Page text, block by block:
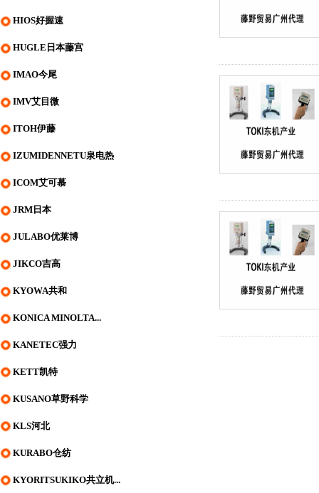
HIOS好握速
HUGLE日本藤宫
IMAO今尾
IMV艾目微
ITOH伊藤
IZUMIDENNETU泉电热
ICOM艾可慕
JRM日本
JULABO优莱博
JIKCO吉高
KYOWA共和
KONICA MINOLTA...
KANETEC强力
KETT凯特
KUSANO草野科学
KLS河北
KURABO仓纺
KYORITSUKIKO共立机...